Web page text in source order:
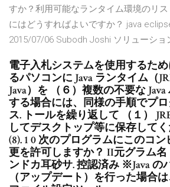
すか？利用可能なランタイム環境のリ
にはどうすればよいですか？ java
2015/07/06 Subodh Joshi ソリューショ
電子入札システムを使用するた
るパソコンに Java ランタイム（
Java）を （６）複数の不要な
する場合には、同様の手順でプ
ス. トールを繰り返して （１）
してデスクトップ等に保存して
(8). 1 0 次のプログラムにこのコ
更を許可しますか？ II元グラム名
ンドカ耳砂サ. 控認済み ※Java の
（アップデート）を行った場合